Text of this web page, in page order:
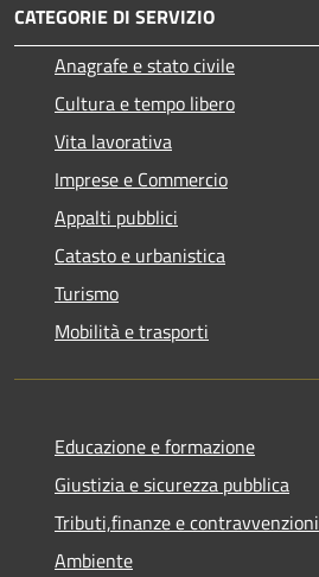
CATEGORIE DI SERVIZIO
Anagrafe e stato civile
Cultura e tempo libero
Vita lavorativa
Imprese e Commercio
Appalti pubblici
Catasto e urbanistica
Turismo
Mobilità e trasporti
Educazione e formazione
Giustizia e sicurezza pubblica
Tributi,finanze e contravvenzioni
Ambiente